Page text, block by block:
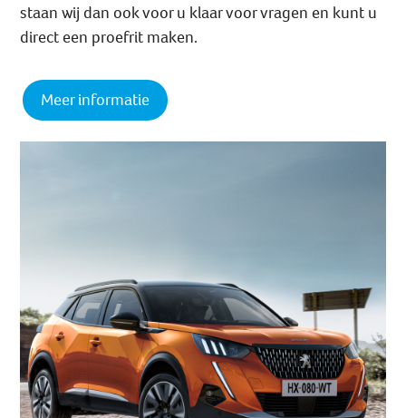
staan wij dan ook voor u klaar voor vragen en kunt u
direct een proefrit maken.
Meer informatie